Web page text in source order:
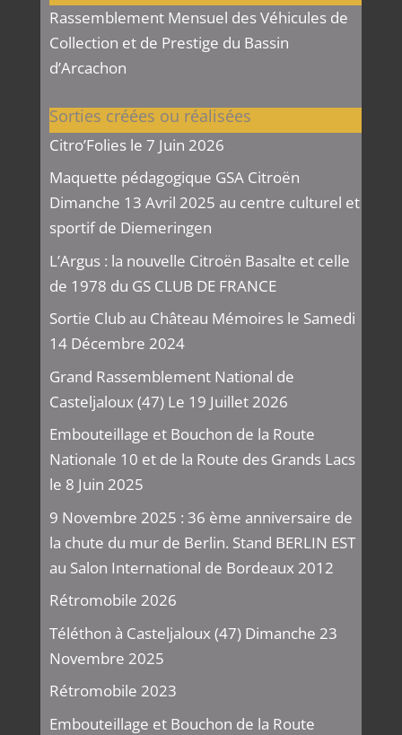
Rassemblement Mensuel des Véhicules de
Collection et de Prestige du Bassin
d’Arcachon
Sorties créées ou réalisées
Citro’Folies le 7 Juin 2026
Maquette pédagogique GSA Citroën
Dimanche 13 Avril 2025 au centre culturel et
sportif de Diemeringen
L’Argus : la nouvelle Citroën Basalte et celle
de 1978 du GS CLUB DE FRANCE
Sortie Club au Château Mémoires le Samedi
14 Décembre 2024
Grand Rassemblement National de
Casteljaloux (47) Le 19 Juillet 2026
Embouteillage et Bouchon de la Route
Nationale 10 et de la Route des Grands Lacs
le 8 Juin 2025
9 Novembre 2025 : 36 ème anniversaire de
la chute du mur de Berlin. Stand BERLIN EST
au Salon International de Bordeaux 2012
Rétromobile 2026
Téléthon à Casteljaloux (47) Dimanche 23
Novembre 2025
Rétromobile 2023
Embouteillage et Bouchon de la Route